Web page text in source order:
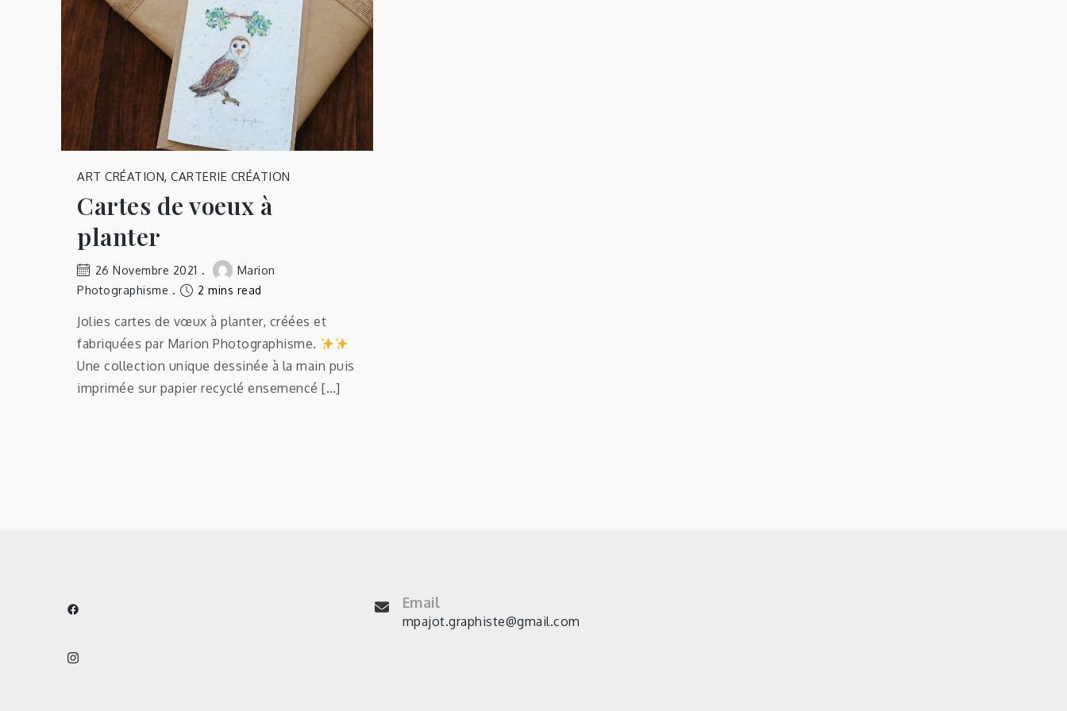
ART CRÉATION, CARTERIE CRÉATION
Cartes de voeux à
planter
26 Novembre 2021
Marion
Photographisme
2 mins read
Jolies cartes de vœux à planter, créées et
fabriquées par Marion Photographisme.
Une collection unique dessinée à la main puis
imprimée sur papier recyclé ensemencé […]
Email
mpajot.graphiste@gmail.com